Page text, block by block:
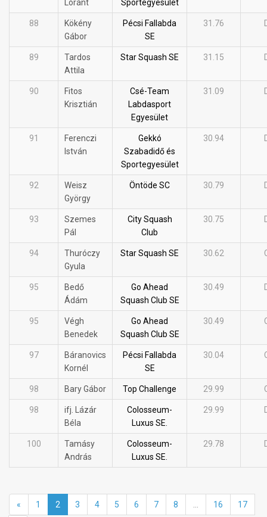
Lóránt
Sportegyesület
88
Kökény
Gábor
Pécsi Fallabda
SE
31.76
89
Tardos
Attila
Star Squash SE 31.15
90
Fitos
Krisztián
Csé-Team
Labdasport
Egyesület
31.09
91
Ferenczi
István
Gekkó
Szabadidő és
Sportegyesület
30.94
92
Weisz
György
Öntöde SC 30.79
93
Szemes
Pál
City Squash
Club
30.75
94
Thuróczy
Gyula
Star Squash SE 30.62
95
Bedő
Ádám
Go Ahead
Squash Club SE
30.49
95
Végh
Benedek
Go Ahead
Squash Club SE
30.49
97
Báranovics
Kornél
Pécsi Fallabda
SE
30.04
98 Bary Gábor Top Challenge 29.99
98
ifj. Lázár
Béla
Colosseum-
Luxus SE.
29.99
100
Tamásy
András
Colosseum-
Luxus SE.
29.78
« 1 2 3 4 5 6 7 8 16 17